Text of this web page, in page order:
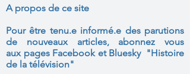
A propos de ce site
Pour être tenu.e informé.e des parutions
de nouveaux articles, abonnez vous
aux pages Facebook et Bluesky "Histoire
de la télévision"